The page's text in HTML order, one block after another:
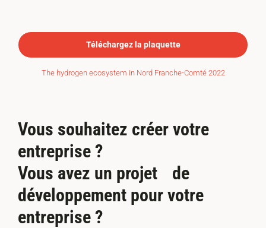
Téléchargez la plaquette
The hydrogen ecosystem in Nord Franche-Comté 2022
Vous souhaitez créer votre
entreprise ?
Vous avez un projet de
développement pour votre
entreprise ?